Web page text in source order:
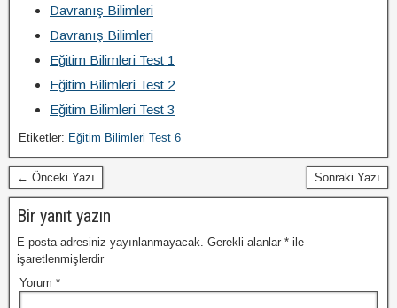
Davranış Bilimleri
Davranış Bilimleri
Eğitim Bilimleri Test 1
Eğitim Bilimleri Test 2
Eğitim Bilimleri Test 3
Etiketler: Eğitim Bilimleri Test 6
← Önceki Yazı Sonraki Yazı
Bir yanıt yazın
E-posta adresiniz yayınlanmayacak. Gerekli alanlar * ile
işaretlenmişlerdir
Yorum *